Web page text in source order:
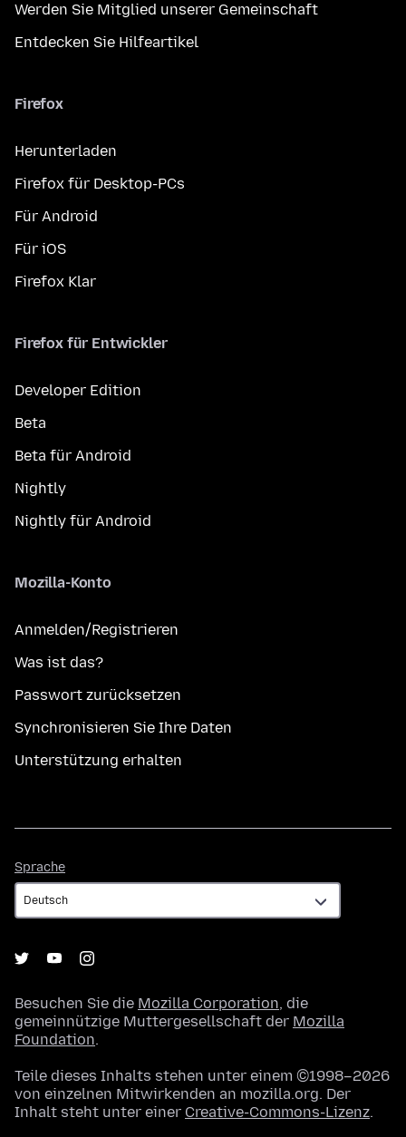
Werden Sie Mitglied unserer Gemeinschaft
Entdecken Sie Hilfeartikel
Firefox
Herunterladen
Firefox für Desktop-PCs
Für Android
Für iOS
Firefox Klar
Firefox für Entwickler
Developer Edition
Beta
Beta für Android
Nightly
Nightly für Android
Mozilla-Konto
Anmelden/Registrieren
Was ist das?
Passwort zurücksetzen
Synchronisieren Sie Ihre Daten
Unterstützung erhalten
Sprache
Besuchen Sie die Mozilla Corporation, die
gemeinnützige Muttergesellschaft der Mozilla
Foundation.
Teile dieses Inhalts stehen unter einem ©1998–2026
von einzelnen Mitwirkenden an mozilla.org. Der
Inhalt steht unter einer Creative-Commons-Lizenz.